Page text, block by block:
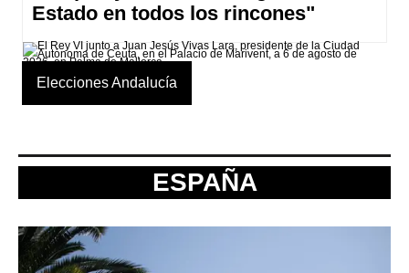
Estado en todos los rincones"
Elecciones Andalucía
ESPAÑA